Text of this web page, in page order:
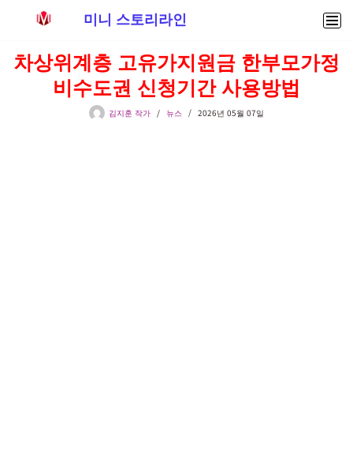
텐
미니 스토리라인
차상위계층 고유가지원금 한부모가정
비수도권 신청기간 사용방법
김지훈 작가 뉴스 2026년 05월 07일